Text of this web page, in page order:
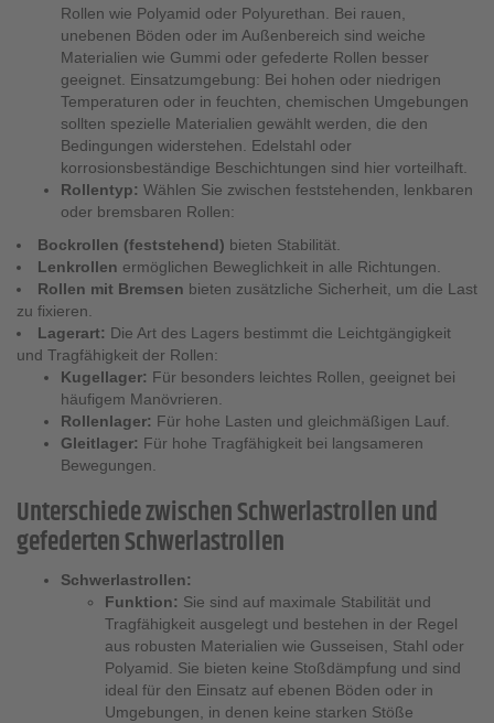
Rollen wie Polyamid oder Polyurethan. Bei rauen,
unebenen Böden oder im Außenbereich sind weiche
Materialien wie Gummi oder gefederte Rollen besser
geeignet. Einsatzumgebung: Bei hohen oder niedrigen
Temperaturen oder in feuchten, chemischen Umgebungen
sollten spezielle Materialien gewählt werden, die den
Bedingungen widerstehen. Edelstahl oder
korrosionsbeständige Beschichtungen sind hier vorteilhaft.
Rollentyp: Wählen Sie zwischen feststehenden, lenkbaren
oder bremsbaren Rollen:
Bockrollen (feststehend) bieten Stabilität.
Lenkrollen ermöglichen Beweglichkeit in alle Richtungen.
Rollen mit Bremsen bieten zusätzliche Sicherheit, um die Last
zu fixieren.
Lagerart: Die Art des Lagers bestimmt die Leichtgängigkeit
und Tragfähigkeit der Rollen:
Kugellager: Für besonders leichtes Rollen, geeignet bei
häufigem Manövrieren.
Rollenlager: Für hohe Lasten und gleichmäßigen Lauf.
Gleitlager: Für hohe Tragfähigkeit bei langsameren
Bewegungen.
Unterschiede zwischen Schwerlastrollen und
gefederten Schwerlastrollen
Schwerlastrollen:
Funktion: Sie sind auf maximale Stabilität und
Tragfähigkeit ausgelegt und bestehen in der Regel
aus robusten Materialien wie Gusseisen, Stahl oder
Polyamid. Sie bieten keine Stoßdämpfung und sind
ideal für den Einsatz auf ebenen Böden oder in
Umgebungen, in denen keine starken Stöße